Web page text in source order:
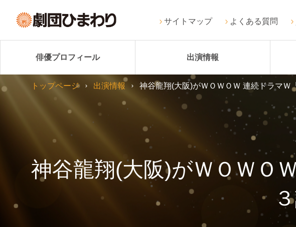
サイトマップ よくある質問
俳優プロフィール 出演情報
神谷龍翔(大阪)がＷＯＷＯ
トップページ 出演情報 神谷龍翔(大阪)がＷＯＷＯＷ 連続ドラマＷ